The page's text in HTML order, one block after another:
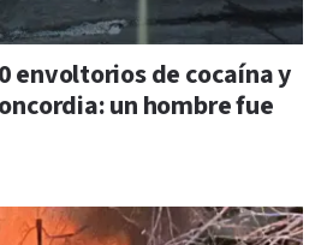
envoltorios de cocaína y
un hombre fue